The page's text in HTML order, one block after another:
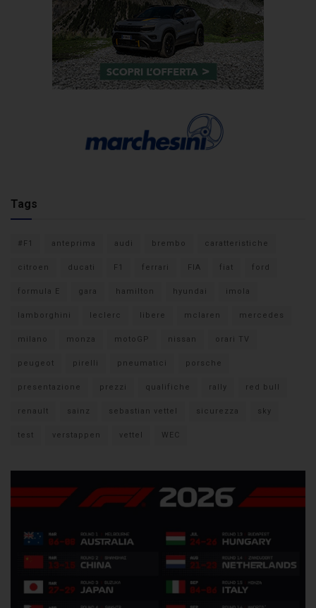
Tags
#F1 anteprima audi brembo caratteristiche
citroen ducati F1 ferrari FIA fiat ford
formula E gara hamilton hyundai imola
lamborghini leclerc libere mclaren mercedes
milano monza motoGP nissan orari TV
peugeot pirelli pneumatici porsche
presentazione prezzi qualifiche rally red bull
renault sainz sebastian vettel sicurezza sky
test verstappen vettel WEC